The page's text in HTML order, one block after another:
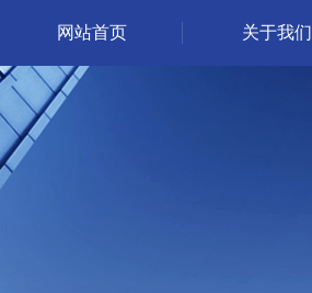
网站首页 关于我们